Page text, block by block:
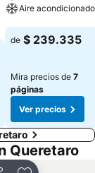
Aire acondicionado
Ver precios
de $ 239.335
Mira precios de 7
páginas
Ver precios
Queretaro